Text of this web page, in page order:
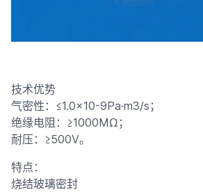
技术优势
气密性：≤1.0×10-9Pa·m3/s；
绝缘电阻：≥1000MΩ；
耐压：≥500V。
特点：
烧结玻璃密封